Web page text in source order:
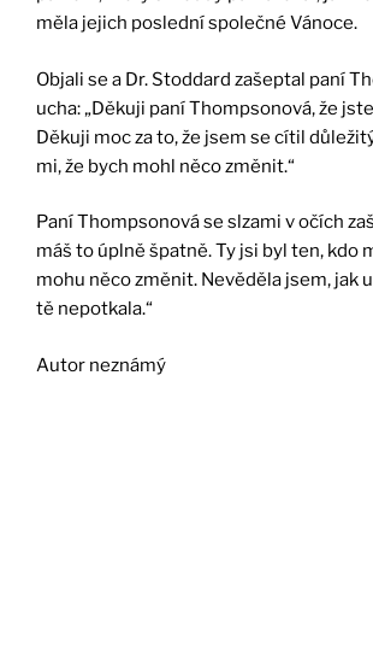
měla jejich poslední společné Vánoce.
Objali se a Dr. Stoddard zašeptal paní
ucha: „Děkuji paní Thompsonová, že
Děkuji moc za to, že jsem se cítil
mi, že bych mohl něco změnit.“
Paní Thompsonová se slzami v očích
máš to úplně špatně. Ty jsi byl ten, kdo
mohu něco změnit. Nevěděla jsem, jak
tě nepotkala.“
Autor neznámý